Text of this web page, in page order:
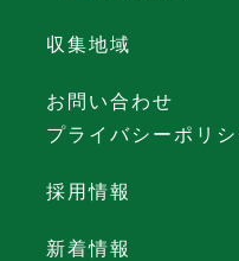
収集地域
お問い合わせ
プライバシーポリシ
採用情報
新着情報